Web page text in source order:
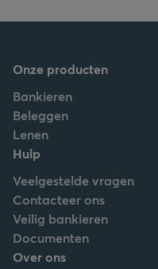
Onze producten
Bankieren
Beleggen
Lenen
Hulp
Veelgestelde vragen
Contacteer ons
Veilig bankieren
Documenten
Over ons